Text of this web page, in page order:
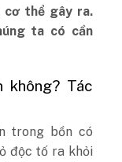
thể gây ra.
ta có cần
không? Tác
trong bồn có
độc tố ra khỏi